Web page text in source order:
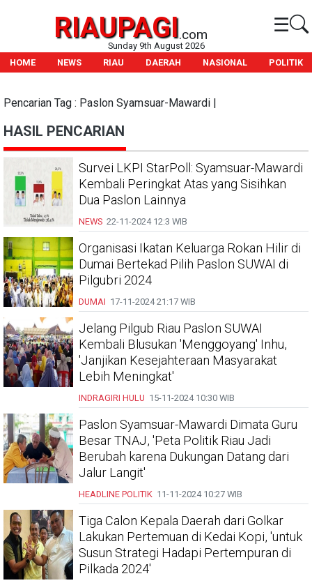
RIAUPAGI.com ☰
Sunday 9th August 2026
HOME
NEWS RIAU DAERAH NASIONAL POLITIK
Pencarian Tag : Paslon Syamsuar-Mawardi |
HASIL PENCARIAN
Survei LKPI StarPoll: Syamsuar-Mawardi
Kembali Peringkat Atas yang Sisihkan
Dua Paslon Lainnya
NEWS 22-11-202412:3 WIB
Organisasi Ikatan Keluarga Rokan Hilir di
Dumai Bertekad Pilih Paslon SUWAI di
Pilgubri 2024
DUMAI 17-11-202421:17 WIB
Jelang Pilgub Riau Paslon SUWAI
Kembali Blusukan 'Menggoyang' Inhu,
'Janjikan Kesejahteraan Masyarakat
Lebih Meningkat'
INDRAGIRI HULU 15-11-202410:30 WIB
Paslon Syamsuar-Mawardi Dimata Guru
Besar TNAJ, 'Peta Politik Riau Jadi
Berubah karena Dukungan Datang dari
Jalur Langit'
HEADLINE POLITIK 11-11-202410:27 WIB
Tiga Calon Kepala Daerah dari Golkar
Lakukan Pertemuan di Kedai Kopi, 'untuk
Susun Strategi Hadapi Pertempuran di
Pilkada 2024'